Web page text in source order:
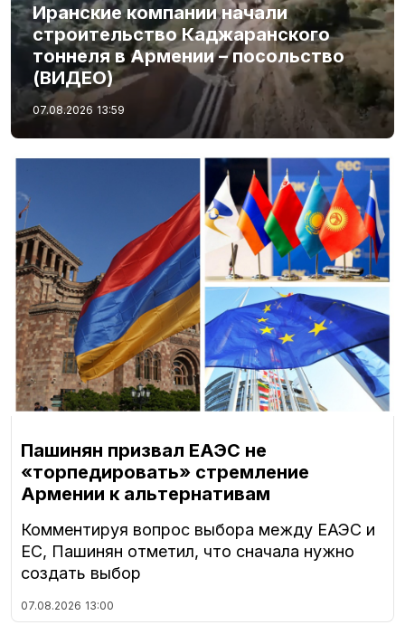
Иранские компании начали
строительство Каджаранского
тоннеля в Армении – посольство
(ВИДЕО)
07.08.2026 13:59
Пашинян призвал ЕАЭС не
«торпедировать» стремление
Армении к альтернативам
Комментируя вопрос выбора между ЕАЭС и
ЕС, Пашинян отметил, что сначала нужно
создать выбор
07.08.2026 13:00